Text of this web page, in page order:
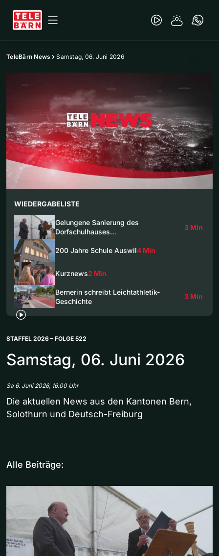
TeleBärn News Samstag, 06. Juni 2026
WIEDERGABELISTE
Gelungene Sanierung des
Dorfschulhauses…
3 Min
200 Jahre Schule Auswil4 Min
Kurznews2 Min
Bernerin schreibt Leichtathletik-
Geschichte
3 Min
STAFFEL 2026 – FOLGE 522
Samstag, 06. Juni 2026
Sa 6. Juni 2026, 16.00 Uhr
Die aktuellen News aus den Kantonen Bern,
Solothurn und Deutsch-Freiburg
Alle Beiträge: